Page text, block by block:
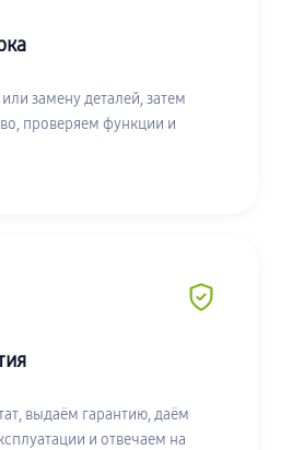
замену деталей, затем
проверяем функции и
выдаём гарантию, даём
и отвечаем на